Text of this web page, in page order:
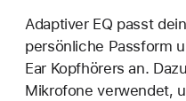
Adaptiver EQ passt
persönliche Passform
Ear Kopfhörers an.
Mikrofone verwendet,